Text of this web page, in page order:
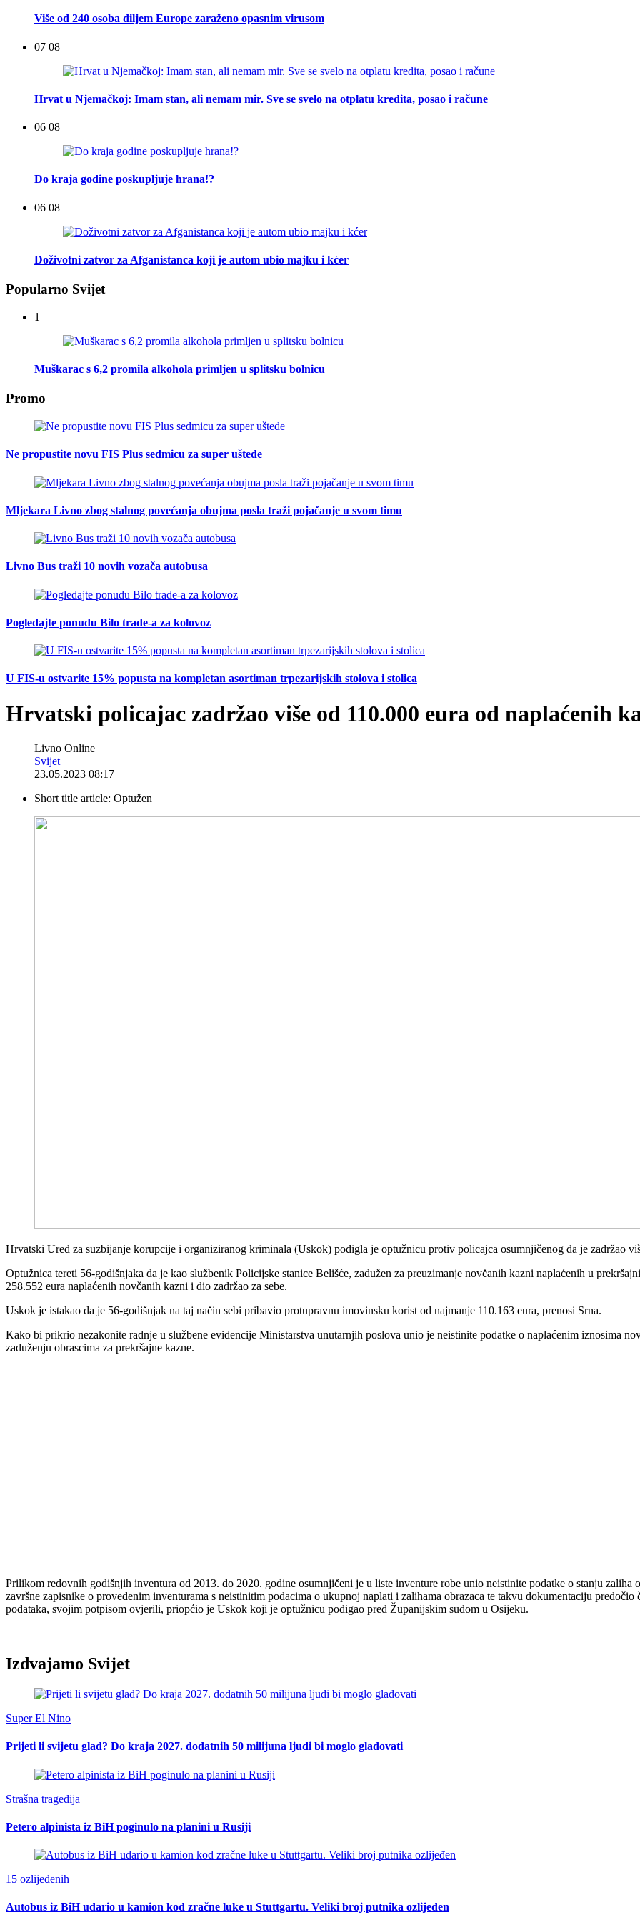
Više od 240 osoba diljem Europe zaraženo opasnim virusom
07 08
Hrvat u Njemačkoj: Imam stan, ali nemam mir. Sve se svelo na otplatu kredita, posao i račune
06 08
Do kraja godine poskupljuje hrana!?
06 08
Doživotni zatvor za Afganistanca koji je autom ubio majku i kćer
Popularno Svijet
1
Muškarac s 6,2 promila alkohola primljen u splitsku bolnicu
Promo
Ne propustite novu FIS Plus sedmicu za super uštede
Mljekara Livno zbog stalnog povećanja obujma posla traži pojačanje u svom timu
Livno Bus traži 10 novih vozača autobusa
Pogledajte ponudu Bilo trade-a za kolovoz
U FIS-u ostvarite 15% popusta na kompletan asortiman trpezarijskih stolova i stolica
Hrvatski policajac zadržao više od 110.000 eura od naplaćenih
Livno Online
Svijet
23.05.2023 08:17
Short title article: Optužen
Hrvatski Ured za suzbijanje korupcije i organiziranog kriminala (Uskok) podigla je optužnicu protiv policajca osumnjičenog da je zadržao
Optužnica tereti 56-godišnjaka da je kao službenik Policijske stanice Belišće, zadužen za preuzimanje novčanih kazni naplaćenih u
258.552 eura naplaćenih novčanih kazni i dio zadržao za sebe.
Uskok je istakao da je 56-godišnjak na taj način sebi pribavio protupravnu imovinsku korist od najmanje 110.163 eura, prenosi Srna.
Kako bi prikrio nezakonite radnje u službene evidencije Ministarstva unutarnjih poslova unio je neistinite podatke o naplaćenim iznosima
zaduženju obrascima za prekršajne kazne.
Prilikom redovnih godišnjih inventura od 2013. do 2020. godine osumnjičeni je u liste inventure robe unio neistinite podatke o stanju zaliha
završne zapisnike o provedenim inventurama s neistinitim podacima o ukupnoj naplati i zalihama obrazaca te takvu dokumentaciju
podataka, svojim potpisom ovjerili, priopćio je Uskok koji je optužnicu podigao pred Županijskim sudom u Osijeku.
Izdvajamo Svijet
Super El Nino
Prijeti li svijetu glad? Do kraja 2027. dodatnih 50 milijuna ljudi bi moglo gladovati
Strašna tragedija
Petero alpinista iz BiH poginulo na planini u Rusiji
15 ozlijeđenih
Autobus iz BiH udario u kamion kod zračne luke u Stuttgartu. Veliki broj putnika ozlijeđen